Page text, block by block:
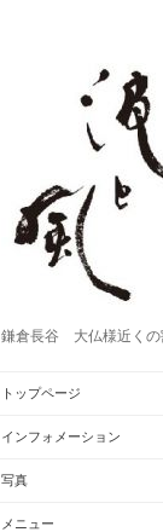
鎌倉長谷 大仏様近くの
トップページ
インフォメーション
写真
メニュー